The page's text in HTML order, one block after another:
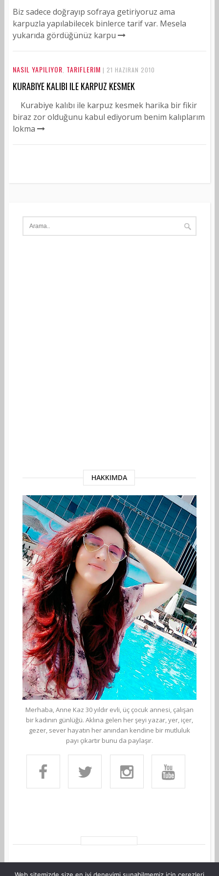
Biz sadece doğrayıp sofraya getiriyoruz ama
karpuzla yapılabilecek binlerce tarif var. Mesela
yukarıda gördüğünüz karpu
NASIL YAPILIYOR TARIFLERIM | 21 HAZIRAN 2010
KURABIYE KALIBI ILE KARPUZ KESMEK
Kurabiye kalıbı ile karpuz kesmek harika bir fikir
biraz zor olduğunu kabul ediyorum benim kalıplarım
lokma
HAKKIMDA
Merhaba, Anne Kaz 30 yıldır evli, üç çocuk annesi, çalışan
bir kadının günlüğü. Aklına gelen her şeyi yazar, yer, içer,
gezer, sever hayatın her anından kendine bir mutluluk
payı çıkartır bunu da paylaşır.